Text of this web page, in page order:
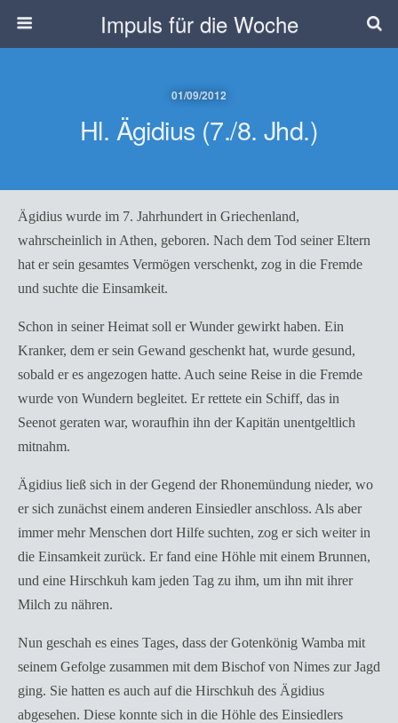
Impuls für die Woche
01/09/2012
Hl. Ägidius (7./8. Jhd.)
Ägidius wurde im 7. Jahrhundert in Griechenland,
wahrscheinlich in Athen, geboren. Nach dem Tod seiner Eltern
hat er sein gesamtes Vermögen verschenkt, zog in die Fremde
und suchte die Einsamkeit.
Schon in seiner Heimat soll er Wunder gewirkt haben. Ein
Kranker, dem er sein Gewand geschenkt hat, wurde gesund,
sobald er es angezogen hatte. Auch seine Reise in die Fremde
wurde von Wundern begleitet. Er rettete ein Schiff, das in
Seenot geraten war, woraufhin ihn der Kapitän unentgeltlich
mitnahm.
Ägidius ließ sich in der Gegend der Rhonemündung nieder, wo
er sich zunächst einem anderen Einsiedler anschloss. Als aber
immer mehr Menschen dort Hilfe suchten, zog er sich weiter in
die Einsamkeit zurück. Er fand eine Höhle mit einem Brunnen,
und eine Hirschkuh kam jeden Tag zu ihm, um ihn mit ihrer
Milch zu nähren.
Nun geschah es eines Tages, dass der Gotenkönig Wamba mit
seinem Gefolge zusammen mit dem Bischof von Nimes zur Jagd
ging. Sie hatten es auch auf die Hirschkuh des Ägidius
abgesehen. Diese konnte sich in die Höhle des Einsiedlers